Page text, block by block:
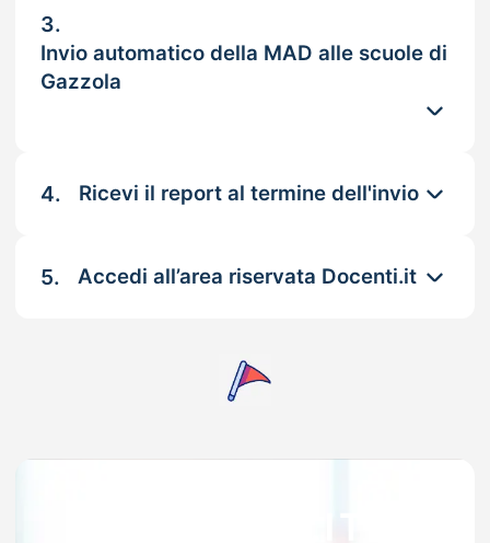
3.
Invio automatico della MAD alle scuole di
Gazzola
4. Ricevi il report al termine dell'invio
5. Accedi all’area riservata Docenti.it